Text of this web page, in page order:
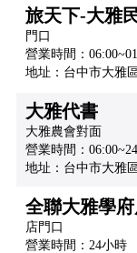
旅天下-大雅
門口
營業時間：
地址：台中市大雅
大雅代書
大雅農會對面
營業時間：
地址：台中市大雅
全聯大雅學
店門口
營業時間：24小時